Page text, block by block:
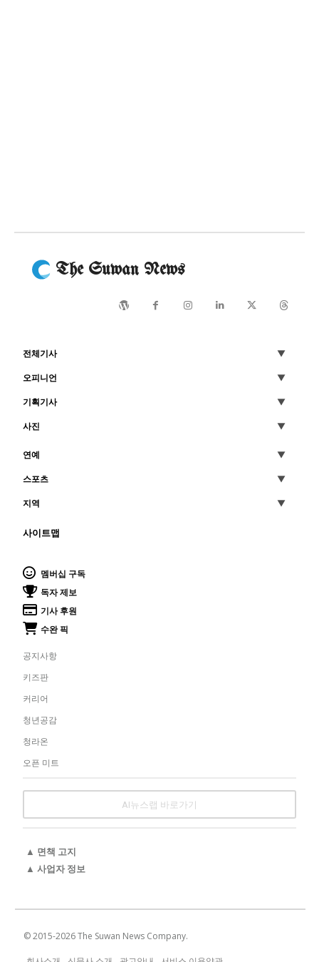
The Suwan News
전체기사
오피니언
기획기사
사진
연예
스포츠
지역
사이트맵
멤버십 구독
독자 제보
기사 후원
수완 픽
공지사항
키즈판
커리어
청년공감
청라온
오픈 미트
AI뉴스랩 바로가기
▲ 면책 고지
▲ 사업자 정보
© 2015-2026The Suwan News Company.